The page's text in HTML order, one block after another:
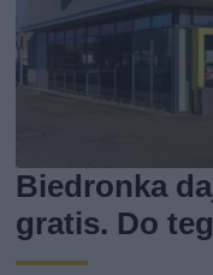
Biedronka
gratis. Do